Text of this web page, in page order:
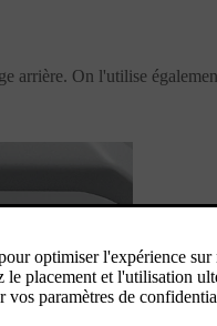
arrière. On l'utilise